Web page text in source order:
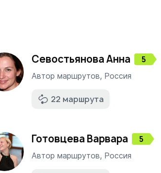
СевостьяноваАнна 5
Автор маршрутов, Россия
22 маршрута
Готовцева Варвара 5
Автор маршрутов, Россия